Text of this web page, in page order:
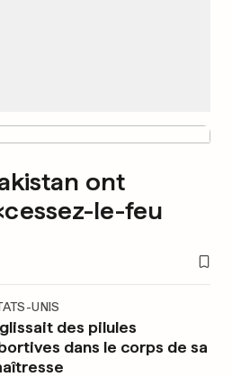
ont
le-feu
UNIS
des pilules
dans le corps de sa